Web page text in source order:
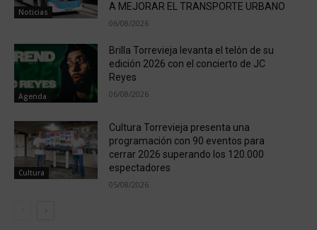
Noticias
A MEJORAR EL TRANSPORTE URBANO
06/08/2026
Agenda
Brilla Torrevieja levanta el telón de su
edición 2026 con el concierto de JC
Reyes
06/08/2026
Cultura
Cultura Torrevieja presenta una
programación con 90 eventos para
cerrar 2026 superando los 120.000
espectadores
05/08/2026